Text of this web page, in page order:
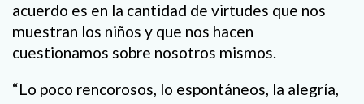
acuerdo es en la cantidad de virtudes que nos
muestran los niños y que nos hacen
cuestionamos sobre nosotros mismos.
“Lo poco rencorosos, lo espontáneos, la alegría,